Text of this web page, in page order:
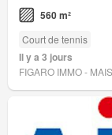
560 m²
Court de tennis
Il y a 3 jours